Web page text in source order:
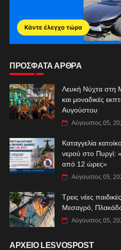
ΠΡΟΣΦΑΤΑ ΑΡΘΡΑ
Λευκή Νύχτα στη
και μοναδικές
Αυγούστου
Αύγουστος 05,
Καταγγελία
νερού στο Πυργί:
από 12 ώρες»
Αύγουστος 05,
Τρεις νέες
Μεσαγρό,
Αύγουστος 05,
ΑΡΧΕΙΟ LESVOSPOST